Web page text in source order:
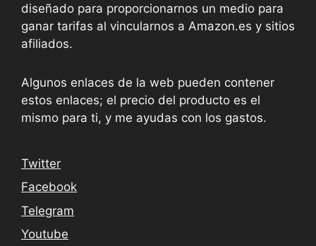
diseñado para proporcionarnos un medio para
ganar tarifas al vincularnos a Amazon.es y sitios
afiliados.
Algunos enlaces de la web pueden contener
estos enlaces; el precio del producto es el
mismo para ti, y me ayudas con los gastos.
Twitter
Facebook
Telegram
Youtube